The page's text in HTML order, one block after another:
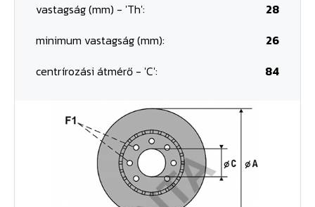
vastagság (mm) - 'Th':
28
minimum vastagság (mm):
26
centrírozási átmérő - 'C':
84